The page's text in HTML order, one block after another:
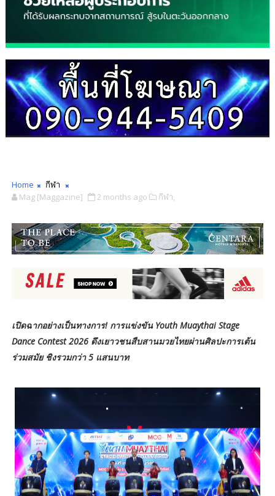
Home
กีฬา
Mag [Maggazine]
2 months ago กีฬา,
เปิดฉากอย่างเป็นทางการ! การแข่งขัน Youth Muaythai Stage
Dance Contest 2026 ดึงเยาวชนสืบสานมวยไทยผ่านศิลปะการเต้น
ร่วมสมัย ชิงรวมกว่า 5 แสนบาท